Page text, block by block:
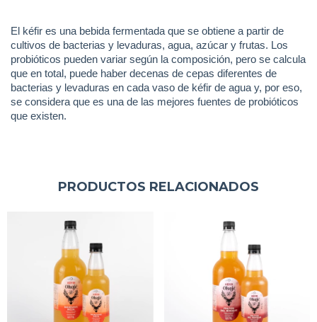
El kéfir es una bebida fermentada que se obtiene a partir de
cultivos de bacterias y levaduras, agua, azúcar y frutas. Los
probióticos pueden variar según la composición, pero se calcula
que en total, puede haber decenas de cepas diferentes de
bacterias y levaduras en cada vaso de kéfir de agua y, por eso,
se considera que es una de las mejores fuentes de probióticos
que existen.
PRODUCTOS RELACIONADOS